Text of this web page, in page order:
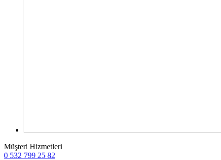
Müşteri Hizmetleri
0 532 799 25 82